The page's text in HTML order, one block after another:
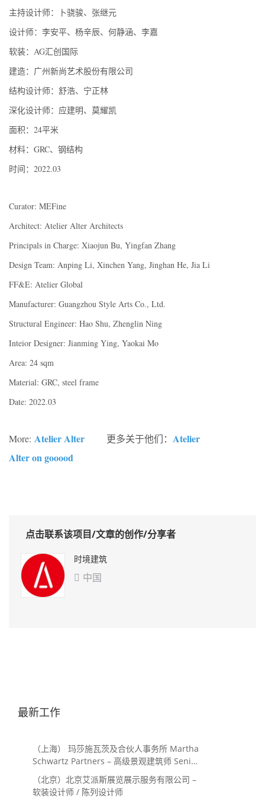
主持设计师：卜骁骏、张继元
设计师：李安平、杨辛辰、何静涵、李嘉
软装：AG汇创国际
建造：广州新尚艺术股份有限公司
结构设计师：舒浩、宁正林
深化设计师：应建明、莫耀凯
面积：24平米
材料：GRC、钢结构
时间：2022.03
Curator: MEFine
Architect: Atelier Alter Architects
Principals in Charge: Xiaojun Bu, Yingfan Zhang
Design Team: Anping Li, Xinchen Yang, Jinghan He, Jia Li
FF&E: Atelier Global
Manufacturer: Guangzhou Style Arts Co., Ltd.
Structural Engineer: Hao Shu, Zhenglin Ning
Inteior Designer: Jianming Ying, Yaokai Mo
Area: 24 sqm
Material: GRC, steel frame
Date: 2022.03
More: Atelier Alter 更多关于他们： Atelier
Alter on gooood
点击联系该项目/文章的创作/分享者
时境建筑
 中国
最新工作
（上海） 玛莎施瓦茨及合伙人事务所 Martha
Schwartz Partners – 高级景观建筑师 Senior
Landscape Designer / 景观建筑师
Landscape Designer
（北京）北京艾派斯展览展示服务有限公司 –
软装设计师 / 陈列设计师